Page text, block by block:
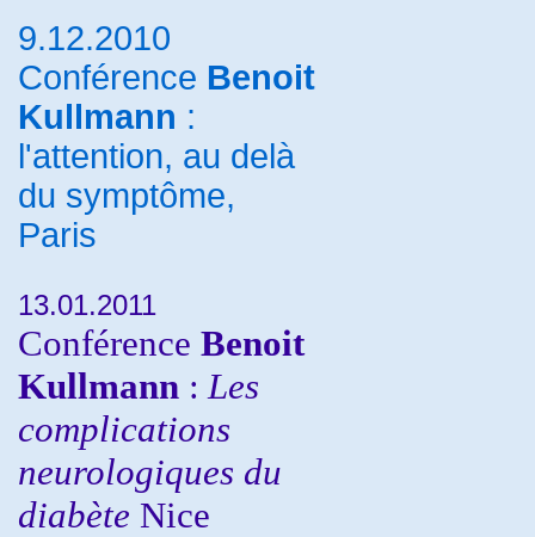
9.12.2010
Conférence Benoit
Kullmann :
l'attention, au delà
du symptôme,
Paris
13.01.2011
Conférence Benoit
Kullmann : Les
complications
neurologiques du
diabète Nice